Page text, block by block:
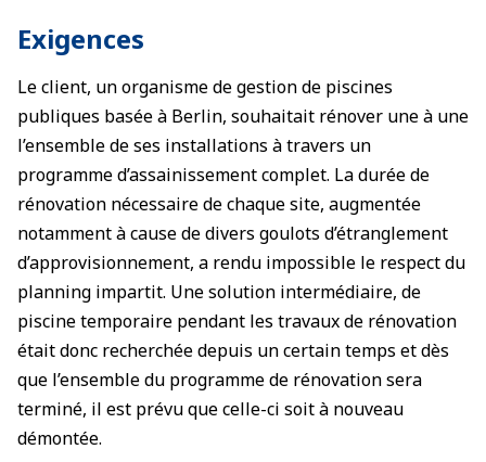
Exigences
Le client, un organisme de gestion de piscines
publiques basée à Berlin, souhaitait rénover une à une
l’ensemble de ses installations à travers un
programme d’assainissement complet. La durée de
rénovation nécessaire de chaque site, augmentée
notamment à cause de divers goulots d’étranglement
d’approvisionnement, a rendu impossible le respect du
planning impartit. Une solution intermédiaire, de
piscine temporaire pendant les travaux de rénovation
était donc recherchée depuis un certain temps et dès
que l’ensemble du programme de rénovation sera
terminé, il est prévu que celle-ci soit à nouveau
démontée.